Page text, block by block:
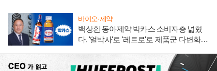
바이오·제약
백상환 동아제약 박카스 소비자층 넓혔
다, '얼박사'로 '레트로'로 제품군 다변화